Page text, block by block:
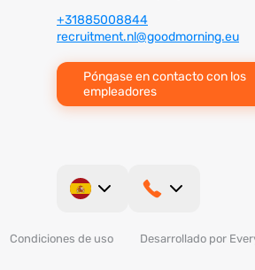
+31885008844
recruitment.nl@goodmorning.eu
Póngase en contacto con los
empleadores
Condiciones de uso Desarrollado por